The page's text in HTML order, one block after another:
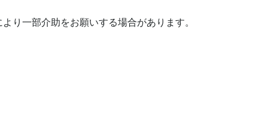
り一部介助をお願いする場合があります。